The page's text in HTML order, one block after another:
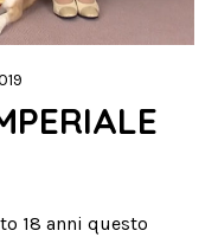
18 anni questo